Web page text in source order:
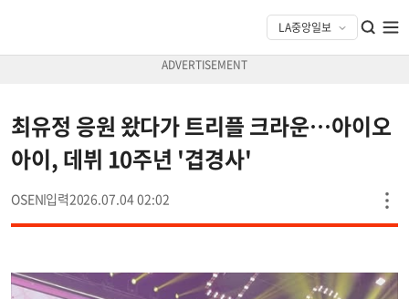
최유정 응원 왔다가 트리플 크라운…아이오
아이, 데뷔 10주년 '겹경사'
OSEN 2026.07.04 02:02